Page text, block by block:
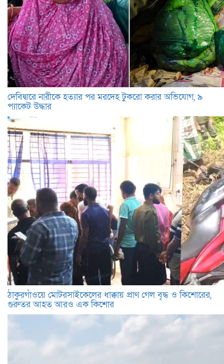
দেবিদ্বারে নারীকে হত্যার পর মরদেহ টুকরো করার অভিযোগ, ৯
প্যাকেট উদ্ধার
ঠাকুরগাঁওয়ে মোটরসাইকেলের ধাক্কায় প্রাণ গেল বৃদ্ধ ও কিশোরের,
গুরুতর আহত আরও এক কিশোর